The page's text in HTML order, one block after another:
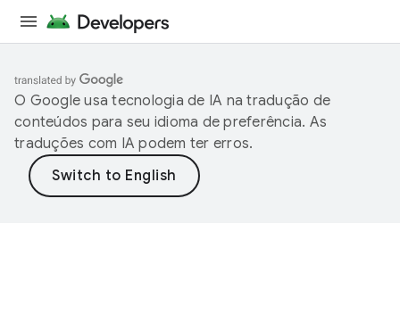
O Google usa tecnologia de IA na tradução de
conteúdos para seu idioma de preferência. As
traduções com IA podem ter erros.